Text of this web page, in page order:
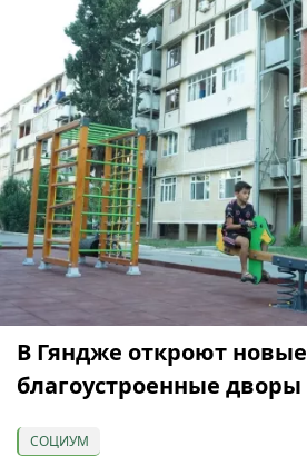
В Гяндже откроют новые
благоустроенные дворы
СОЦИУМ